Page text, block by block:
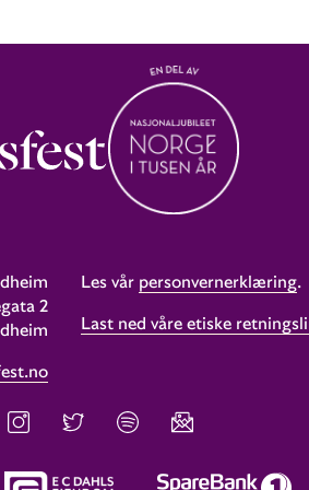
2
Les vår personvernerklæring.
Last ned våre etiske